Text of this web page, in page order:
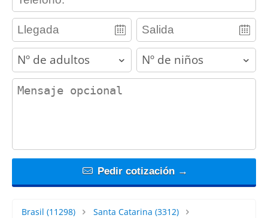
adults children
contact_message
Pedir cotización →
Brasil (11298) Santa Catarina (3312)